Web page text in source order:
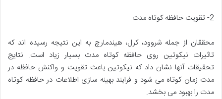
2- تقویت حافظه کوتاه مدت
محققان از جمله شروود، کرل، هیندمارچ به این نتیجه رسیده اند که
تاثیرات نیکوتین روی حافظه کوتاه مدت بسیار زیاد است. نتایج
تحقیقات آنها نشان داد که نیکوتین باعث تقویت و واکنش حافظه در
مدت زمان کوتاه می شود و فرایند بهینه سازی اطلاعات در حافظه کوتاه
مدت را بهبود می بخشد.